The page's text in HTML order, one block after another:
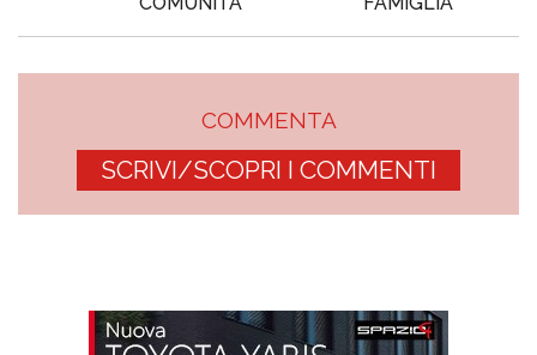
COMMENTA
SCRIVI/SCOPRI I COMMENTI